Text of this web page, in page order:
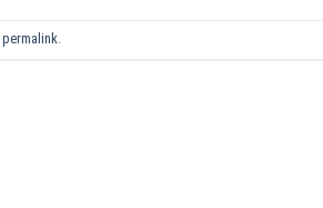
permalink.